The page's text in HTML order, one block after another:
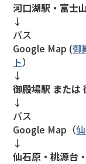
河口湖駅・富士
↓
バス
Google Map (御
ト）
↓
御殿場駅 または
↓
バス
Google Map（
↓
仙石原・桃源台